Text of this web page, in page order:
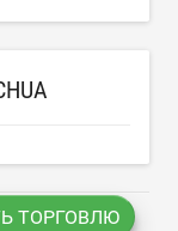
ТОРГОВЛЮ